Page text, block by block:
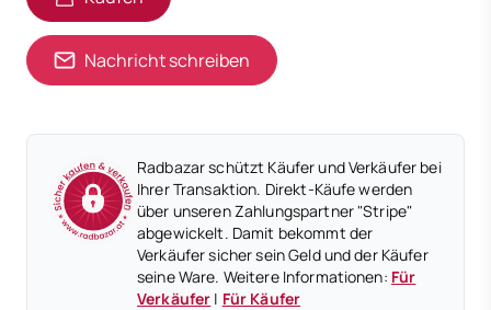
Nachricht schreiben
Radbazar schützt Käufer und Verkäufer bei
Ihrer Transaktion. Direkt-Käufe werden
über unseren Zahlungspartner "Stripe"
abgewickelt. Damit bekommt der
Verkäufer sicher sein Geld und der Käufer
seine Ware. Weitere Informationen: Für
Verkäufer | Für Käufer